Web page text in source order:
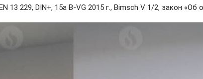
13 229, DIN+, 15а B-VG 2015 г., Bimsch V 1/2, закон